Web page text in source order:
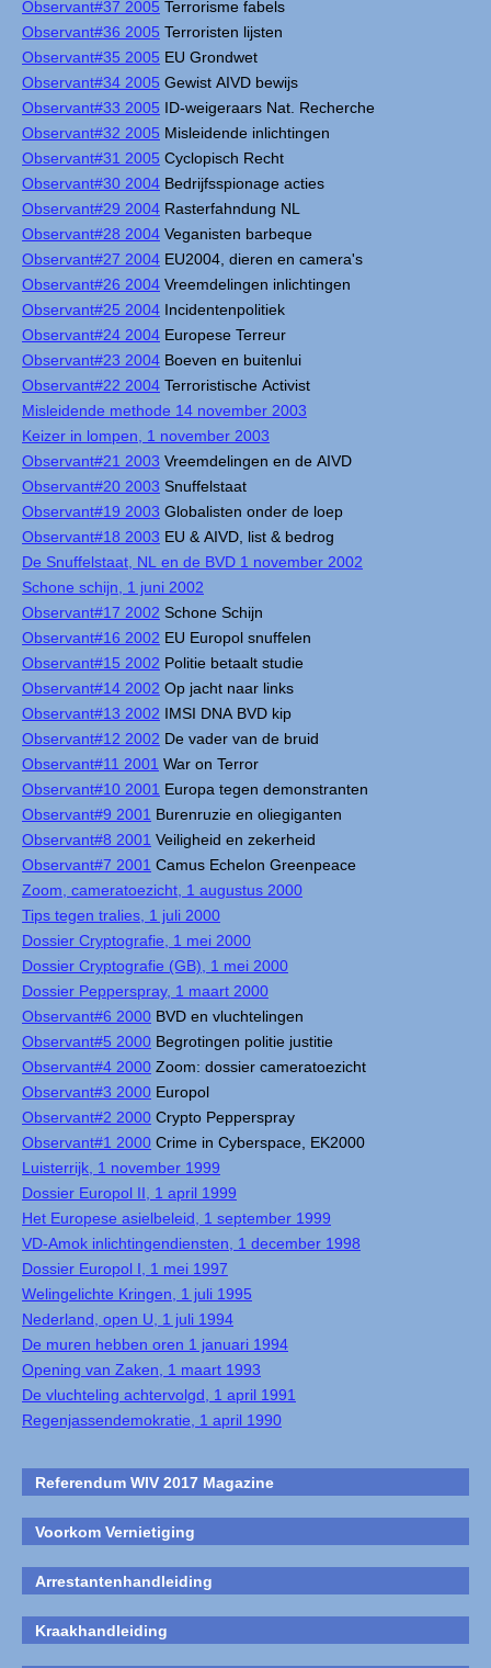
Observant#37 2005 Terrorisme fabels
Observant#36 2005 Terroristen lijsten
Observant#35 2005 EU Grondwet
Observant#34 2005 Gewist AIVD bewijs
Observant#33 2005 ID-weigeraars Nat. Recherche
Observant#32 2005 Misleidende inlichtingen
Observant#31 2005 Cyclopisch Recht
Observant#30 2004 Bedrijfsspionage acties
Observant#29 2004 Rasterfahndung NL
Observant#28 2004 Veganisten barbeque
Observant#27 2004 EU2004, dieren en camera's
Observant#26 2004 Vreemdelingen inlichtingen
Observant#25 2004 Incidentenpolitiek
Observant#24 2004 Europese Terreur
Observant#23 2004 Boeven en buitenlui
Observant#22 2004 Terroristische Activist
Misleidende methode 14 november 2003
Keizer in lompen, 1 november 2003
Observant#21 2003 Vreemdelingen en de AIVD
Observant#20 2003 Snuffelstaat
Observant#19 2003 Globalisten onder de loep
Observant#18 2003 EU & AIVD, list & bedrog
De Snuffelstaat, NL en de BVD 1 november 2002
Schone schijn, 1 juni 2002
Observant#17 2002 Schone Schijn
Observant#16 2002 EU Europol snuffelen
Observant#15 2002 Politie betaalt studie
Observant#14 2002 Op jacht naar links
Observant#13 2002 IMSI DNA BVD kip
Observant#12 2002 De vader van de bruid
Observant#11 2001 War on Terror
Observant#10 2001 Europa tegen demonstranten
Observant#9 2001 Burenruzie en oliegiganten
Observant#8 2001 Veiligheid en zekerheid
Observant#7 2001 Camus Echelon Greenpeace
Zoom, cameratoezicht, 1 augustus 2000
Tips tegen tralies, 1 juli 2000
Dossier Cryptografie, 1 mei 2000
Dossier Cryptografie (GB), 1 mei 2000
Dossier Pepperspray, 1 maart 2000
Observant#6 2000 BVD en vluchtelingen
Observant#5 2000 Begrotingen politie justitie
Observant#4 2000 Zoom: dossier cameratoezicht
Observant#3 2000 Europol
Observant#2 2000 Crypto Pepperspray
Observant#1 2000 Crime in Cyberspace, EK2000
Luisterrijk, 1 november 1999
Dossier Europol II, 1 april 1999
Het Europese asielbeleid, 1 september 1999
VD-Amok inlichtingendiensten, 1 december 1998
Dossier Europol I, 1 mei 1997
Welingelichte Kringen, 1 juli 1995
Nederland, open U, 1 juli 1994
De muren hebben oren 1 januari 1994
Opening van Zaken, 1 maart 1993
De vluchteling achtervolgd, 1 april 1991
Regenjassendemokratie, 1 april 1990
Referendum WIV 2017 Magazine
Voorkom Vernietiging
Arrestantenhandleiding
Kraakhandleiding